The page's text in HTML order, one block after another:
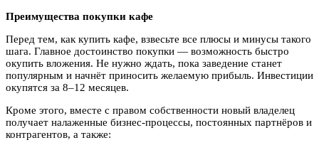
Преимущества покупки кафе
Перед тем, как купить кафе, взвесьте все плюсы и минусы такого
шага. Главное достоинство покупки — возможность быстро
окупить вложения. Не нужно ждать, пока заведение станет
популярным и начнёт приносить желаемую прибыль. Инвестиции
окупятся за 8–12 месяцев.
Кроме этого, вместе с правом собственности новый владелец
получает налаженные бизнес-процессы, постоянных партнёров и
контрагентов, а также: